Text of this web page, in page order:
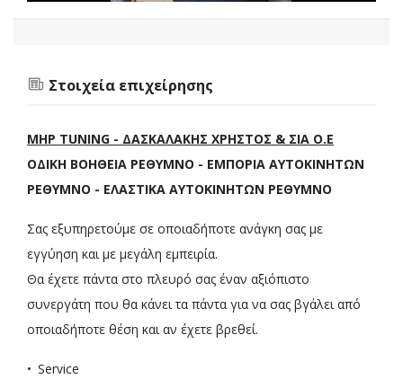
Στοιχεία επιχείρησης
MHP TUNING - ΔΑΣΚΑΛΑΚΗΣ ΧΡΗΣΤΟΣ & ΣΙΑ Ο.Ε
ΟΔΙΚΗ ΒΟΗΘΕΙΑ ΡΕΘΥΜΝΟ - ΕΜΠΟΡΙΑ ΑΥΤΟΚΙΝΗΤΩΝ
ΡΕΘΥΜΝΟ - ΕΛΑΣΤΙΚΑ ΑΥΤΟΚΙΝΗΤΩΝ ΡΕΘΥΜΝΟ
Σας εξυπηρετούμε σε οποιαδήποτε ανάγκη σας με
εγγύηση και με μεγάλη εμπειρία.
Θα έχετε πάντα στο πλευρό σας έναν αξιόπιστο
συνεργάτη που θα κάνει τα πάντα για να σας βγάλει από
οποιαδήποτε θέση και αν έχετε βρεθεί.
Service